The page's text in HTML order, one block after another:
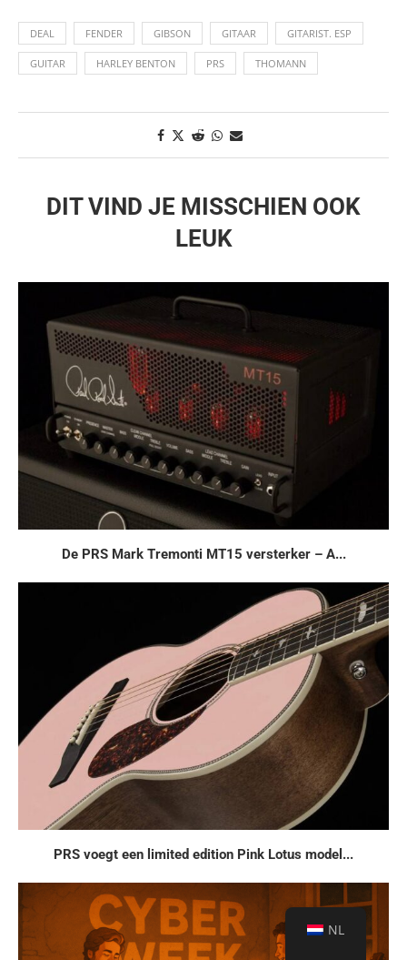
DEAL FENDER GIBSON GITAAR GITARIST. ESP
GUITAR HARLEY BENTON PRS THOMANN
DIT VIND JE MISSCHIEN OOK
LEUK
De PRS Mark Tremonti MT15 versterker – A...
PRS voegt een limited edition Pink Lotus model...
NL